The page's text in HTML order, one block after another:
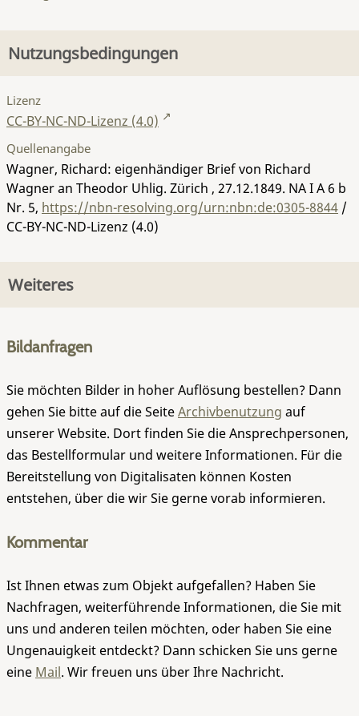
Nutzungsbedingungen
Lizenz
CC-BY-NC-ND-Lizenz (4.0)
Quellenangabe
Wagner, Richard: eigenhändiger Brief von Richard
Wagner an Theodor Uhlig. Zürich , 27.12.1849. NA I A 6 b
Nr. 5, https://nbn-resolving.org/urn:nbn:de:0305-8844 /
CC-BY-NC-ND-Lizenz (4.0)
Weiteres
Bildanfragen
Sie möchten Bilder in hoher Auflösung bestellen? Dann
gehen Sie bitte auf die SeiteArchivbenutzung auf
unserer Website. Dort finden Sie die Ansprechpersonen,
das Bestellformular und weitere Informationen. Für die
Bereitstellung von Digitalisaten können Kosten
entstehen, über die wir Sie gerne vorab informieren.
Kommentar
Ist Ihnen etwas zum Objekt aufgefallen? Haben Sie
Nachfragen, weiterführende Informationen, die Sie mit
uns und anderen teilen möchten, oder haben Sie eine
Ungenauigkeit entdeckt? Dann schicken Sie uns gerne
eine Mail. Wir freuen uns über Ihre Nachricht.